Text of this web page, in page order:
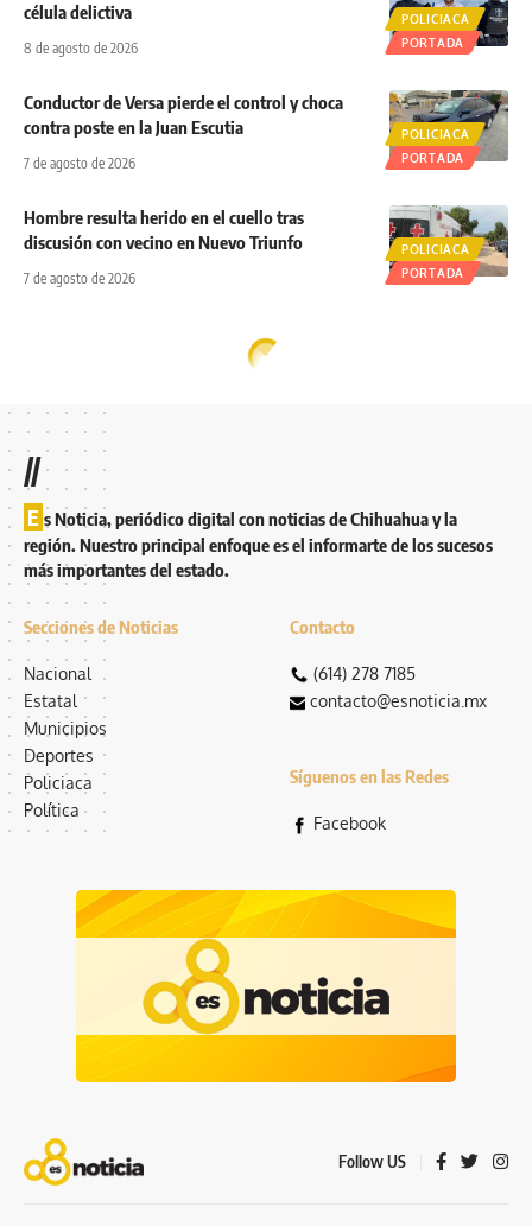
POLICIACA
PORTADA
célula delictiva
8 de agosto de 2026
POLICIACA
PORTADA
Conductor de Versa pierde el control y choca
contra poste en la Juan Escutia
7 de agosto de 2026
POLICIACA
PORTADA
Hombre resulta herido en el cuello tras
discusión con vecino en Nuevo Triunfo
7 de agosto de 2026
//
E s Noticia, periódico digital con noticias de Chihuahua y la
región. Nuestro principal enfoque es el informarte de los sucesos
más importantes del estado.
Secciones de Noticias
Nacional
Estatal
Municipios
Deportes
Policiaca
Política
Contacto
(614) 278 7185
contacto@esnoticia.mx
Síguenos en las Redes
Facebook
Follow US